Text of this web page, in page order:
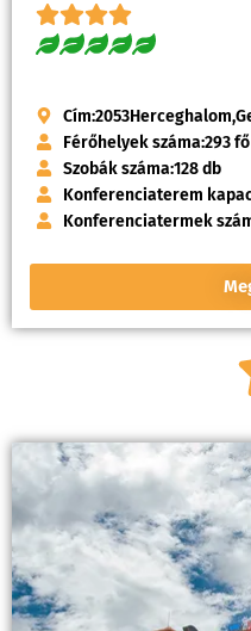
Cím:2053Herceghalom,
Férőhelyek száma:293 fő
Szobák száma:128 db
Konferenciaterem
Konferenciatermek